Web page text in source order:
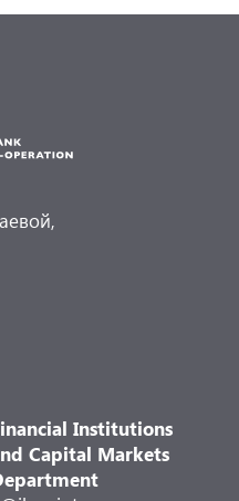
Institutions
Capital Markets